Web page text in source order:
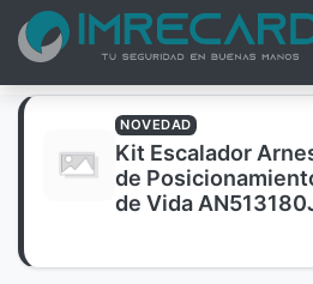
NOVEDAD
Kit Escalador
de
de Vida